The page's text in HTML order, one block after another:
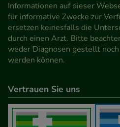
Informationen auf dieser
für informative Zwecke zur
ersetzen keinesfalls die
durch einen Arzt. Bitte
weder Diagnosen gestellt
werden können.
Vertrauen Sie uns